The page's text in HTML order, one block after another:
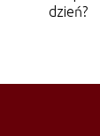
dzień?